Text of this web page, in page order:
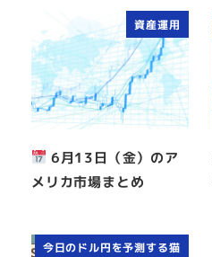
資産運用
6月13日（金）のア
メリカ市場まとめ
今日のドル円を予測する猫